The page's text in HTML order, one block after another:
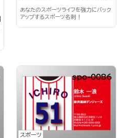
あなたのスポーツライフを強力にバック
アップするスポーツ名刺！
スポーツ
spo-0086